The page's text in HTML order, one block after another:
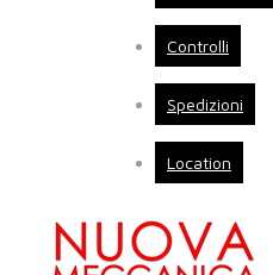
Controlli
Spedizioni
Location